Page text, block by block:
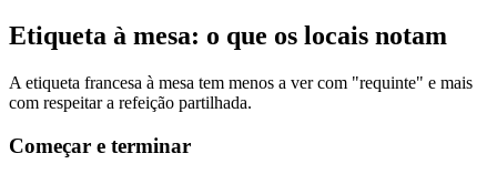
Etiqueta à mesa: o que os locais notam
A etiqueta francesa à mesa tem menos a ver com "requinte" e mais
com respeitar a refeição partilhada.
Começar e terminar